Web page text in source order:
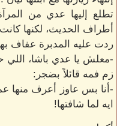
تطلع إليها عدي من
أطراف الحديث، لكنها
ردت عليه المدبرة عفاف
-معلش يا عدي باشا،
زم فمه قائلاً بضجر:
-أنا بس عاوز أعرف منها
ايه لما شافتها!